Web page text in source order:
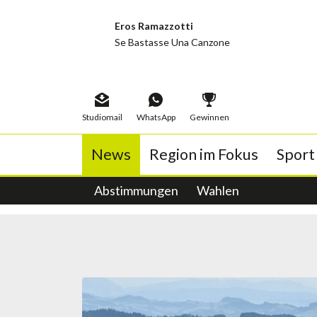
Eros Ramazzotti
Se Bastasse Una Canzone
Studiomail WhatsApp Gewinnen
News
Abstimmungen Wahlen
Region im Fokus
neo1 Porträt Wochenthemen
Sport
Sportstory Schwingen
Album der Woche Titelticker
Team Kontakt Jobs
Echte Erfahrungen Publireportagen
Glacé-Friti